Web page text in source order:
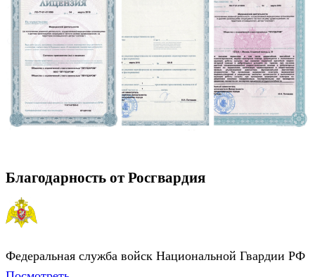
Благодарность от Росгвардия
Федеральная служба войск Национальной Гвардии РФ